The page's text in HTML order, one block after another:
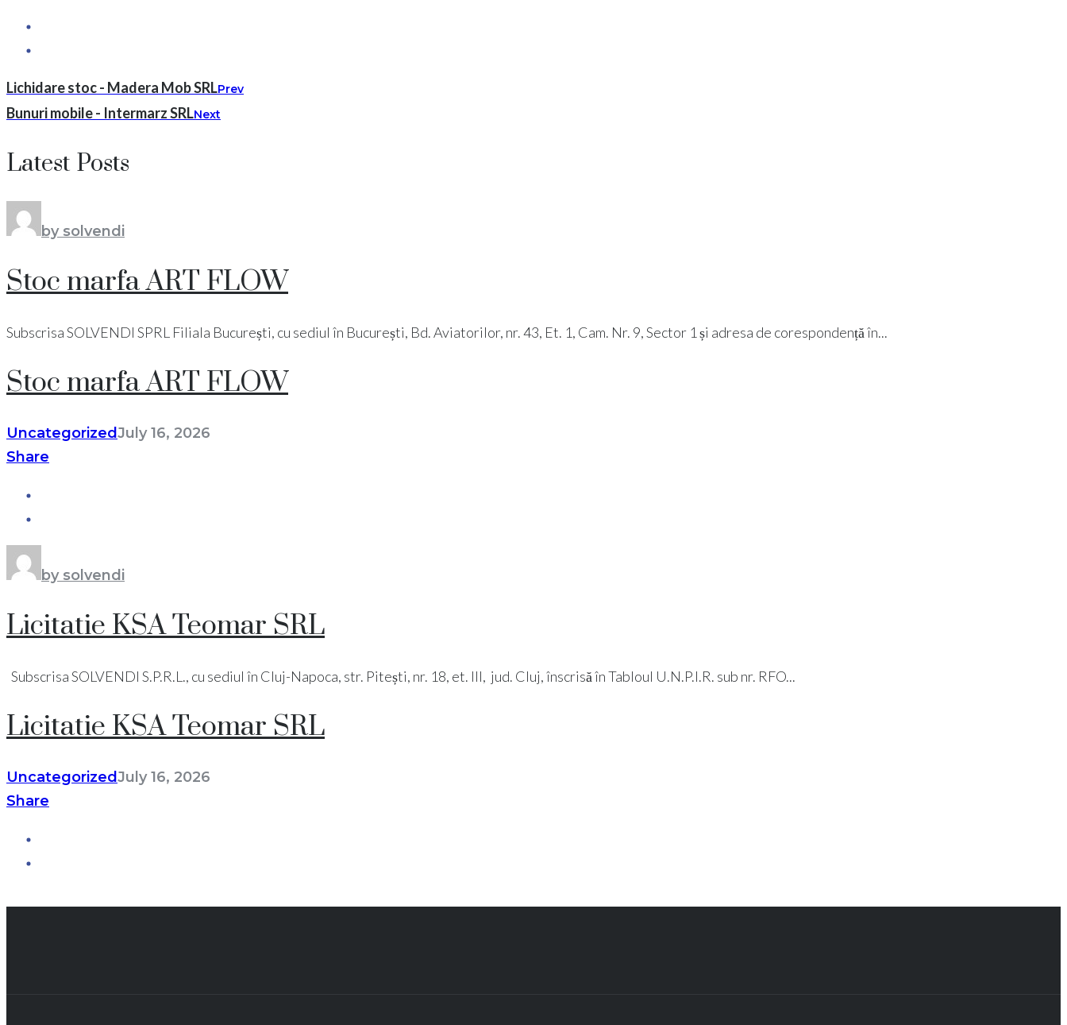
Lichidare stoc - Madera Mob SRLPrev
Bunuri mobile - Intermarz SRLNext
Latest Posts
by solvendi
Stoc marfa ART FLOW
Subscrisa SOLVENDI SPRL Filiala București, cu sediul în București, Bd. Aviatorilor, nr. 43, Et. 1, Cam. Nr. 9, Sector 1 și adresa de corespondență în...
Stoc marfa ART FLOW
UncategorizedJuly 16, 2026
Share
by solvendi
Licitatie KSA Teomar SRL
Subscrisa SOLVENDI S.P.R.L., cu sediul în Cluj-Napoca, str. Pitești, nr. 18, et. III, jud. Cluj, înscrisă în Tabloul U.N.P.I.R. sub nr. RFO...
Licitatie KSA Teomar SRL
UncategorizedJuly 16, 2026
Share